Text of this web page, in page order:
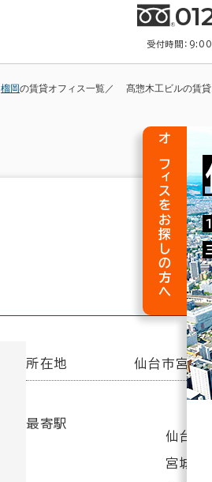
受付時間：
榴岡の賃貸オフィス一覧 髙惣木工ビルの賃
所在地 仙台市宮
最寄駅
仙台
宮城
オフィスをお探しの方へ